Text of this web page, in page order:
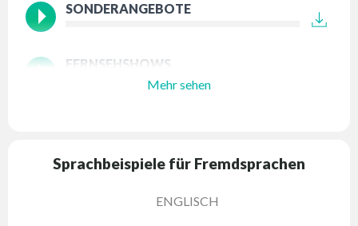
SONDERANGEBOTE
FERNSEHSHOWS
Mehr sehen
Sprachbeispiele für Fremdsprachen
ENGLISCH